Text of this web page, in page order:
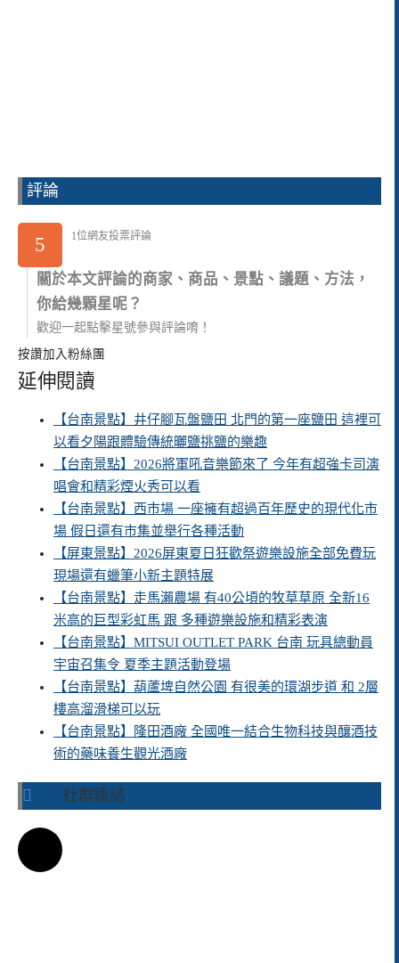
評論
5 1位網友投票評論
關於本文評論的商家、商品、景點、議題、方法，
你給幾顆星呢？
歡迎一起點擊星號參與評論唷！
按讚加入粉絲團
延伸閱讀
【台南景點】井仔腳瓦盤鹽田 北門的第一座鹽田 這裡可
以看夕陽跟體驗傳統曬鹽挑鹽的樂趣
【台南景點】2026將軍吼音樂節來了 今年有超強卡司演
唱會和精彩煙火秀可以看
【台南景點】西市場 一座擁有超過百年歷史的現代化市
場 假日還有市集並舉行各種活動
【屏東景點】2026屏東夏日狂歡祭遊樂設施全部免費玩
現場還有蠟筆小新主題特展
【台南景點】走馬瀨農場 有40公頃的牧草草原 全新16
米高的巨型彩虹馬 跟 多種遊樂設施和精彩表演
【台南景點】MITSUI OUTLET PARK 台南 玩具總動員
宇宙召集令 夏季主題活動登場
【台南景點】葫蘆埤自然公園 有很美的環湖步道 和 2層
樓高溜滑梯可以玩
【台南景點】隆田酒廠 全國唯一結合生物科技與釀酒技
術的藥味養生觀光酒廠
社群連結